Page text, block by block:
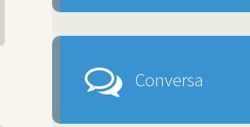
Conversa